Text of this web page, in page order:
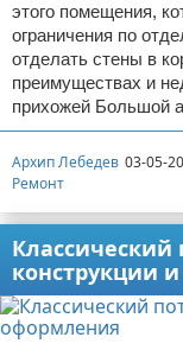
этого помещения,
ограничения по
отделать стены в
преимуществах и
прихожей Большой
Архип Лебедев 03-05-
Ремонт
Классический
конструкции